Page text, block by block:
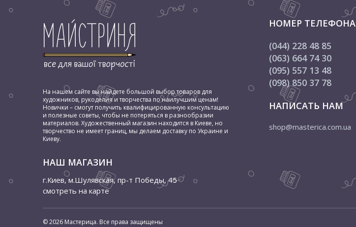
На нашем сайте вы найдете большой выбор товаров для
художников, рукоделия и творчества по наилучшим ценам!
Новички – смогут получить квалифицированную консультацию
и полезные советы, чтобы не потеряться в разнообразии
материалов. Художественный магазин находится в Киеве, но
творчество не имеет границ, мы делаем доставку по Украине и
Киеву.
НАШ МАГАЗИН
г.Киев, м.Шулявская,пр-т Победы, 45
смотреть на карте
НОМЕР ТЕЛЕФОНА
(044) 228 48 85
(063) 664 74 30
(095) 557 13 48
(098) 850 37 78
НАПИСАТЬ НАМ
shop@masterica.com.ua
© 2026 Мастерица. Все права защищены